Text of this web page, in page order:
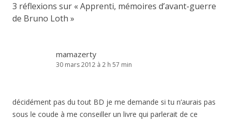
3 réflexions sur «Apprenti, mémoires d’avant-guerre
de Bruno Loth »
mamazerty
30 mars 2012 à 2 h 57 min
décidément pas du tout BD je me demande si tu n’aurais pas
sous le coude à me conseiller un livre qui parlerait de ce